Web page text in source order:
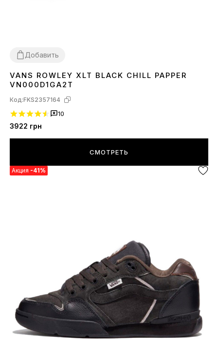
Добавить
364144
VANS ROWLEY XLT BLACK CHILL PAPPER
VN000D1GA2T
Код:FKS2357164
10
3922 грн
СМОТРЕТЬ
Акция -41%